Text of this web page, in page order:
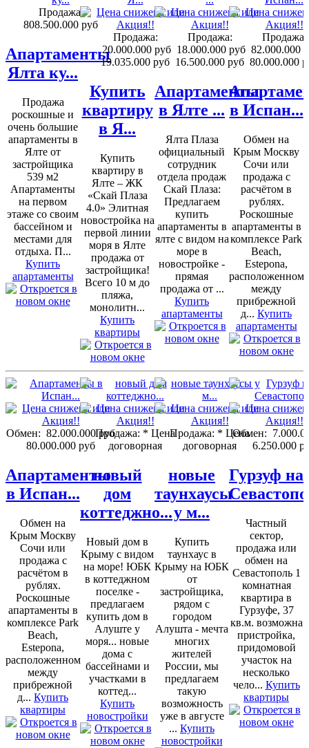
Продажа:
808.500.000 руб
Апартаменты
Ялта ку...
Продажа
роскошные и
очень большие
апартаменты в
Ялте от
застройщика
539 м2
Апартаменты
на первом
этаже со своим
бассейном и
местами для
отдыха. П...
Купить
апартаменты
Продажа:
20.000.000 руб
19.035.000 руб
Купить
квартиру
в Я...
Купить
квартиру в
Ялте – ЖК
«Скай Плаза
4.0» Элитная
новостройка на
первой линии
моря в Ялте
продажа от
застройщика!
Всего 10 м до
пляжа,
монолитн...
Купить
квартиры
Продажа:
18.000.000 руб
16.500.000 руб
Апартаменты
в Ялте ...
Ялта Плаза
официальный
сотрудник
отдела продаж
Скай Плаза:
Предлагаем
купить
апартаменты в
ялте с видом на
море в
новостройке -
прямая
продажа от ...
Купить
апартаменты
Продажа:
82.000.000
80.000.000
в Испан...
Обмен на
Крым Москву
Сочи или
продажа с
расчётом в
рублях.
Роскошные
апартаменты в
комплексе Park
Beach,
Estepona,
расположенном
между
прибрежной
д... Купить
апартаменты
Обмен: 82.000.000 руб
80.000.000 руб
Апартаменты
в Испан...
Обмен на
Крым Москву
Сочи или
продажа с
расчётом в
рублях.
Роскошные
апартаменты в
комплексе Park
Beach,
Estepona,
расположенном
между
прибрежной
д... Купить
квартиры
Продажа: * Цена
договорная
новый
дом
коттеджно...
Новый дом в
Крыму с видом
на море! ЮБК
в коттеджном
поселке -
предлагаем
купить дом в
Алуште у
моря... новые
дома с
бассейнами и
участками в
коттед...
Купить
новостройки
Продажа: * Цена
договорная
новые
таунхаусы
у м...
Купить
таунхаус в
Крыму на ЮБК
от
застройщика,
рядом с
городом
Алушта - мечта
многих
жителей
России, мы
предлагаем
такую
возможность
уже в августе
... Купить
новостройки
Обмен:
6.250.000
Гурзуф на
Частный
сектор,
продажа или
обмен на
Севастополь 1
комнатная
квартира в
Гурзуфе, 37
кв.м. возможна
пристройка,
придомовой
участок на
несколько
чело... Купить
квартиры